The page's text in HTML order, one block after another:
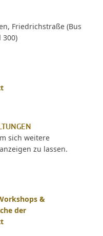
Friedrichstraße (Bus
300)
sich weitere
zu lassen.
&
der